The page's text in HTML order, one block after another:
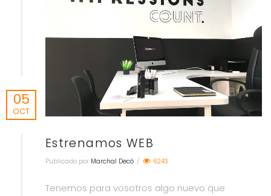
Estrenamos WEB
Publicado por Marchal Decó / 6243
Tenemos para vosotros algo nuevo que
05
OCT